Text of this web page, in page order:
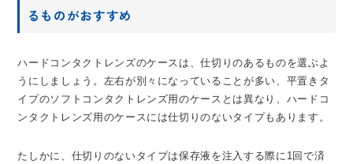
るものがおすすめ
ハードコンタクトレンズのケースは、仕切りのあるものを選ぶよ
うにしましょう。左右が別々になっていることが多い、平置きタ
イプのソフトコンタクトレンズ用のケースとは異なり、ハードコ
ンタクトレンズ用のケースには仕切りのないタイプもあります。
たしかに、仕切りのないタイプは保存液を注入する際に1回で済